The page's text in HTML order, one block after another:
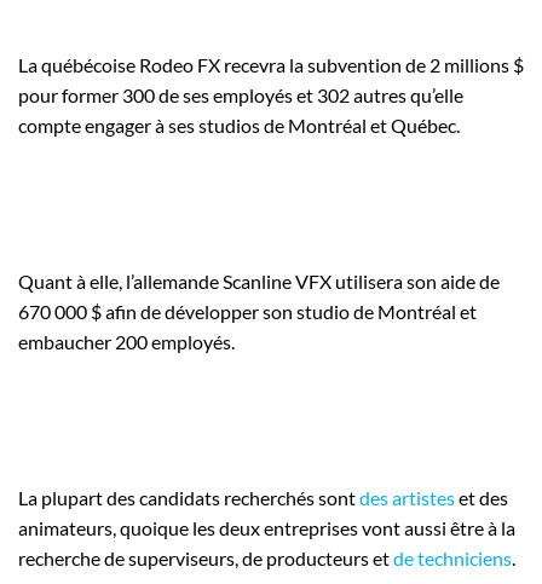
La québécoise Rodeo FX recevra la subvention de 2 millions $
pour former 300 de ses employés et 302 autres qu’elle
compte engager à ses studios de Montréal et Québec.
Quant à elle, l’allemande Scanline VFX utilisera son aide de
670 000 $ afin de développer son studio de Montréal et
embaucher 200 employés.
La plupart des candidats recherchés sontdes artisteset des
animateurs, quoique les deux entreprises vont aussi être à la
recherche de superviseurs, de producteurs etde techniciens.